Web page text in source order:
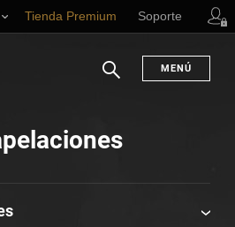
Tienda Premium Soporte
MENÚ